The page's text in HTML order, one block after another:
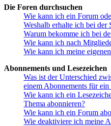
Die Foren durchsuchen
Wie kann ich ein Forum
Weshalb erhalte ich bei der
Warum bekomme ich bei
Wie kann ich nach
Wie kann ich meine
Abonnements und Lesezeichen
Was ist der Unterschied
einem Abonnements für
Wie kann ich ein
Thema abonnieren?
Wie kann ich ein Forum
Wie deaktiviere ich meine